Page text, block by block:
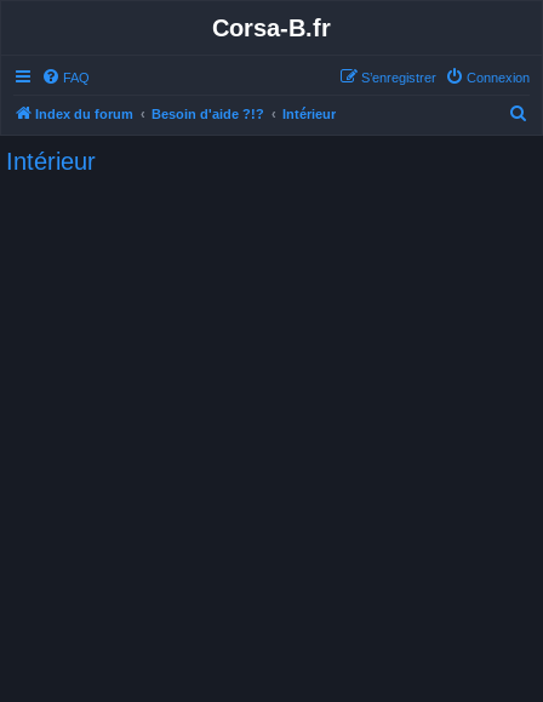
Corsa-B.fr
FAQ Connexion
S’enregistrer
Index du forum Besoin d'aide ?!? Intérieur
Intérieur